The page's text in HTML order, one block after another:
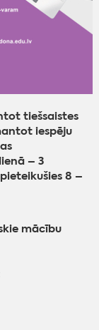
tiešsaistes
iespēju
– 3
8 –
mācību